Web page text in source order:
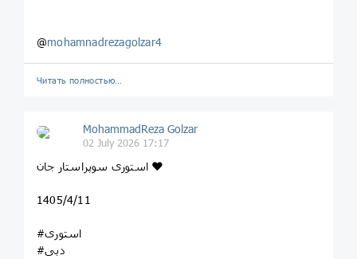
@mohamnadrezagolzar4
Читать полностью…
MohammadReza Golzar
02 July 2026 17:17
استوری سوپراستار جان ❤️
1405/4/11
#استوری
#دبی